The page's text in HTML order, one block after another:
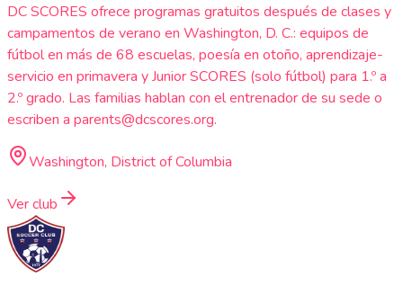
DC SCORES ofrece programas gratuitos después de clases y
campamentos de verano en Washington, D. C.: equipos de
fútbol en más de 68 escuelas, poesía en otoño, aprendizaje-
servicio en primavera y Junior SCORES (solo fútbol) para 1.º a
2.º grado. Las familias hablan con el entrenador de su sede o
escriben a parents@dcscores.org.
Washington, District of Columbia
Ver club